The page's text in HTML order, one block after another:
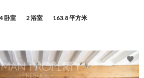
4 卧室 2 浴室 163.8 平方米